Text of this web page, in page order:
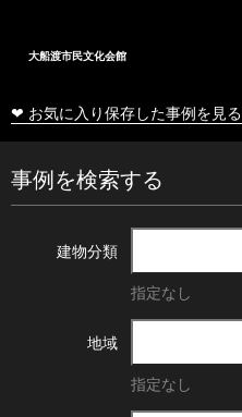
大船渡市民文化会館
❤ お気に入り保存した事例を見る
事例を検索する
建物分類
指定なし
地域
指定なし